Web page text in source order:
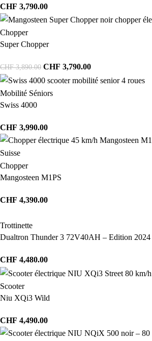
CHF 3,790.00
Chopper
Super Chopper
CHF3,890.00 CHF 3,790.00
Mobilité Séniors
Swiss 4000
CHF 3,990.00
Chopper
Mangosteen M1PS
CHF 4,390.00
Trottinette
Dualtron Thunder 3 72V40AH – Edition 2024
CHF 4,480.00
Scooter
Niu XQi3 Wild
CHF 4,490.00